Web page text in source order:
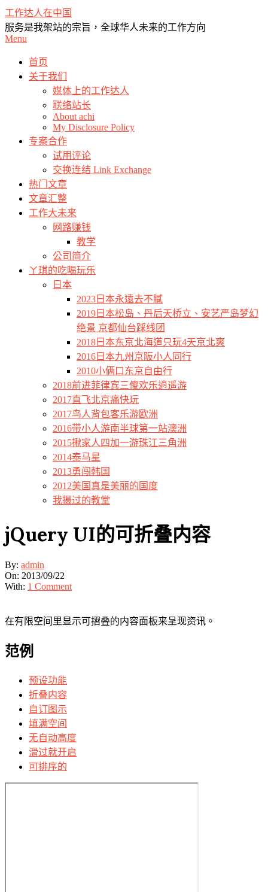
Skip
to
content
工作达人在中国
服务是我架站的宗旨，全球华人未来的工作方向
Primary
Menu
Menu
首页
关于我们
媒体上的工作达人
联络站长
About achi
My Disclosure Policy
专案合作
试用评论
交换连结 Link Exchange
热门文章
文章汇整
工作大未来
网路赚钱
教学
公司简介
ㄚ琪的吃喝玩乐
日本
2023日本永遠去不膩
2019日本松岛、丹后天桥立、安艺严岛梦幻
绝景 京都仙台踩线团
2018日本东京北海道只玩4天京北爽
2016日本九州京阪小人同行
2010小俩口东京自由行
2018前进菲律宾三傻欢乐逍遥游
2017直飞北京痛快玩
2017鸟人背包客乐游欧洲
2016带小人游南半球第一站澳洲
2015揪家人四加一游珠江三角洲
2014泰马星
2013勇闯韩国
2012美国真是美丽的国度
我摄过的教堂
jQuery UI的可折叠内容
By: admin
On: 2013/09/22
With: 1 Comment
在有限空间里显示可摺叠的内容面板来呈现资讯。
范例
预设功能
折叠内容
自订图示
填满空间
无自动高度
滑过就开启
可排序的